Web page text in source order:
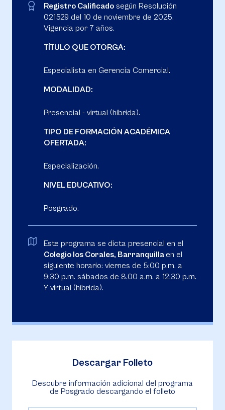
Registro Calificado según Resolución
021529 del 10 de noviembre de 2025.
Vigencia por 7 años.
TÍTULO QUE OTORGA:
Especialista en Gerencia Comercial.
MODALIDAD:
Presencial - virtual (híbrida).
TIPO DE FORMACIÓN ACADÉMICA
OFERTADA:
Especialización.
NIVEL EDUCATIVO:
Posgrado.
Este programa se dicta presencial en el
Colegio los Corales, Barranquilla en el
siguiente horario: viernes de 5:00 p.m. a
9:30 p.m. sábados de 8.00 a.m. a 12:30 p.m.
Y virtual (híbrida).
Descargar Folleto
Descubre información adicional del programa
de Posgrado descargando el folleto